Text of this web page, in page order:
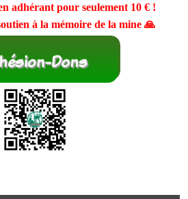
adhérant pour seulement 10 €!
à la mémoire de la mine 🙏